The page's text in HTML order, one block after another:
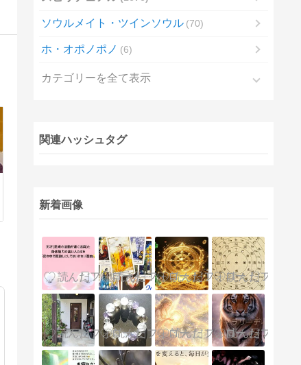
ソウルメイト・ツインソウル 70
ホ・オポノポノ 6
カテゴリーを全て表示
関連ハッシュタグ
新着画像